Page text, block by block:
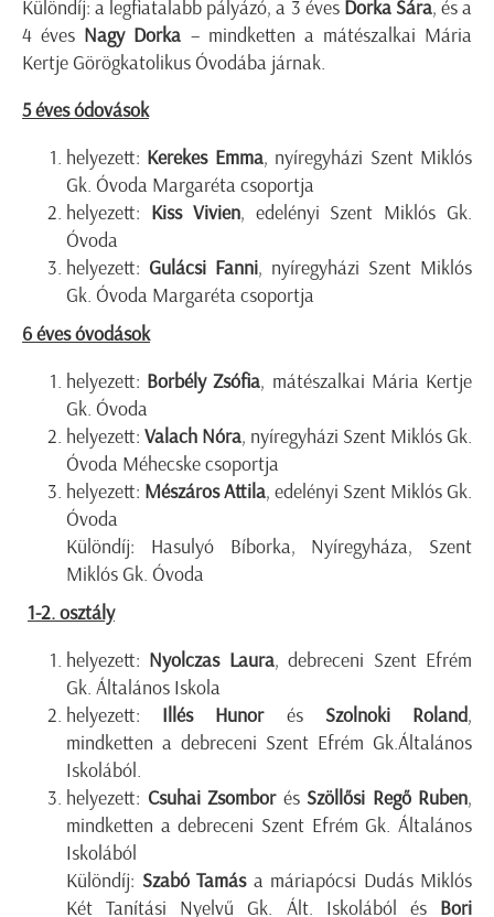
Különdíj: a legfiatalabb pályázó, a 3 éves Dorka Sára, és a
4 éves Nagy Dorka – mindketten a mátészalkai Mária
Kertje Görögkatolikus Óvodába járnak.
5 éves ódovások
helyezett: Kerekes Emma, nyíregyházi Szent Miklós
Gk. Óvoda Margaréta csoportja
helyezett: Kiss Vivien, edelényi Szent Miklós Gk.
Óvoda
helyezett: Gulácsi Fanni, nyíregyházi Szent Miklós
Gk. Óvoda Margaréta csoportja
6 éves óvodások
helyezett: Borbély Zsófia, mátészalkai Mária Kertje
Gk. Óvoda
helyezett: Valach Nóra, nyíregyházi Szent Miklós Gk.
Óvoda Méhecske csoportja
helyezett: Mészáros Attila, edelényi Szent Miklós Gk.
Óvoda
Különdíj: Hasulyó Bíborka, Nyíregyháza, Szent
Miklós Gk. Óvoda
1-2. osztály
helyezett: Nyolczas Laura, debreceni Szent Efrém
Gk. Általános Iskola
helyezett: Illés Hunorés Szolnoki Roland,
mindketten a debreceni Szent Efrém Gk.Általános
Iskolából.
helyezett: Csuhai Zsomborés Szöllősi Regő Ruben,
mindketten a debreceni Szent Efrém Gk. Általános
Iskolából
Különdíj: Szabó Tamása máriapócsi Dudás Miklós
Két Tanítási Nyelvű Gk. Ált. Iskolából és Bori